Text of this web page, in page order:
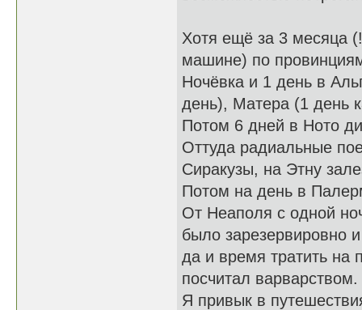
Хотя ещё за 3 месяца
машине) по
Ночёвка и 1 день в
день), Матера (1 день
Потом 6 дней в Ното
Оттуда радиальные
Сиракузы, на Этну
Потом на день в
От Неаполя с одной
было зарезервировно
да и время тратить на
посчитал
Я привык в